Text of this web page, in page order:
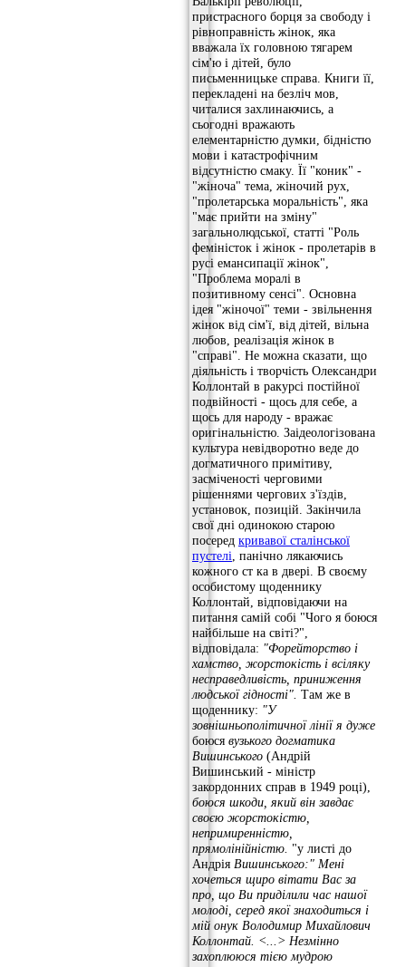
пристрасного борця за свободу і
рівноправність жінок, яка
вважала їх головною тягарем
сім'ю і дітей, було
письменницьке справа. Книги її,
перекладені на безліч мов,
читалися захлинаючись, а
сьогодні вражають
елементарністю думки, бідністю
мови і катастрофічним
відсутністю смаку. Її "коник" -
"жіноча" тема, жіночий рух,
"пролетарська моральність", яка
"має прийти на зміну"
загальнолюдської, статті "Роль
феміністок і жінок - пролетарів в
русі емансипації жінок",
"Проблема моралі в
позитивному сенсі". Основна
ідея "жіночої" теми - звільнення
жінок від сім'ї, від дітей, вільна
любов, реалізація жінок в
"справі". Не можна сказати, що
діяльність і творчість Олександри
Коллонтай в ракурсі постійної
подвійності - щось для себе, а
щось для народу - вражає
оригінальністю. Заідеологізована
культура невідворотно веде до
догматичного примітиву,
засміченості черговими
рішеннями чергових з'їздів,
установок, позицій. Закінчила
свої дні одинокою старою
посеред кривавої сталінської
пустелі, панічно лякаючись
кожного ст ка в двері. В своєму
особистому щоденнику
Коллонтай, відповідаючи на
питання самій собі "Чого я боюся
найбільше на світі?",
відповідала: "Форейторство і
хамство, жорстокість і всіляку
несправедливість, приниження
людської гідності". Там же в
щоденнику: "У
зовнішньополітичної лінії я дуже
боюся вузького догматика
Вишинського (Андрій
Вишинський - міністр
закордонних справ в 1949 році),
боюся шкоди, який він завдає
своєю жорстокістю,
непримиренністю,
прямолінійністю. "у листі до
Андрія Вишинського:" Мені
хочеться щиро вітати Вас за
про, що Ви приділили час нашої
молоді, серед якої знаходиться і
мій онук Володимир Михайлович
Коллонтай. <...> Незмінно
захоплююся тією мудрою